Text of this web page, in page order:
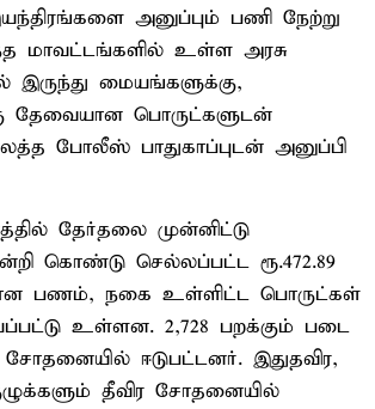
அனுப்பும் பணி நேற்று
மாவட்டங்களில் உள்ள அரசு
இருந்து மையங்களுக்கு,
தேவையான பொருட்களுடன்
போலீஸ் பாதுகாப்புடன் அனுப்பி
தேர்தலை முன்னிட்டு
கொண்டு செல்லப்பட்ட ரூ.472.89
பணம், நகை உள்ளிட்ட பொருட்கள்
உள்ளன. 2,728 பறக்கும் படை
சோதனையில் ஈடுபட்டனர். இதுதவிர,
தீவிர சோதனையில்